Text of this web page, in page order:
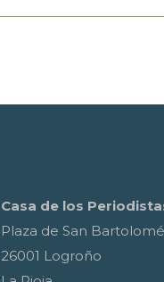
Casa de los
Plaza de San
26001 Logroño